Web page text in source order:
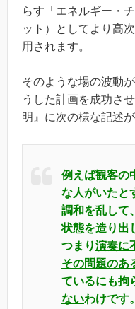
らす「エネルギー・
ット）としてより高
用されます。
そのような場の波動
うした計画を成功さ
明』に次の様な記述が
例えば観客の
な人がいたと
調和を乱して
状態を造り出
つまり演奏に
その問題のあ
ているにも拘
ないわけです。